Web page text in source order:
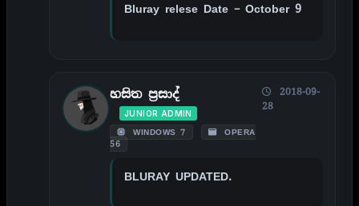
Bluray relese Date – October 9
හසිත ප්‍රසාද්
JUNIOR ADMIN
WINDOWS 7
OPERA
56
2018-09-
28
BLURAY UPDATED.